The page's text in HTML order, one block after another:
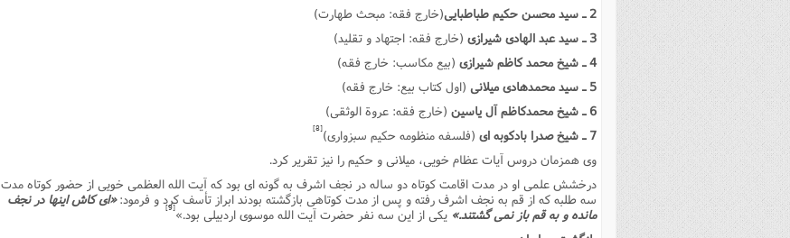
2 ـ سید محسن حکیم طباطبایى
(خارج فقه: مبحث طهارت)
3 ـ سید عبد الهادى شیرازى
(خارج فقه: اجتهاد و تقلید)
4 ـ شیخ محمد کاظم شیرازى
(بیع مکاسب: خارج فقه)
5 ـ سید محمدهادى میلانى
(اول کتاب بیع: خارج فقه)
6 ـ شیخ محمدکاظم آل یاسین
(خارج فقه: عروة الوثقى)
7 ـ شیخ صدرا بادکوبه اى
(فلسفه منظومه حکیم سبزوارى)[8]
وى همزمان دروس آیات عظام خویى، میلانى و حکیم را نیز تقریر کرد.
درخشش علمى او در مدت اقامت کوتاه دو ساله در نجف اشرف به گونه اى بود که آیت الله العظمى خویى از حضور کوتاه مدت
سه طلبه که از قم به نجف اشرف رفته و پس از مدت کوتاهى بازگشته بودند ابراز تأسف کرد و فرمود:«اى کاش اینها در نجف
مانده و به قم باز نمى گشتند.» یکى از این سه نفر حضرت آیت الله موسوى اردبیلى بود.»[9]